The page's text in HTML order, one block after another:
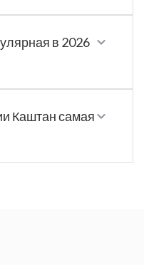
в 2026
Каштан самая